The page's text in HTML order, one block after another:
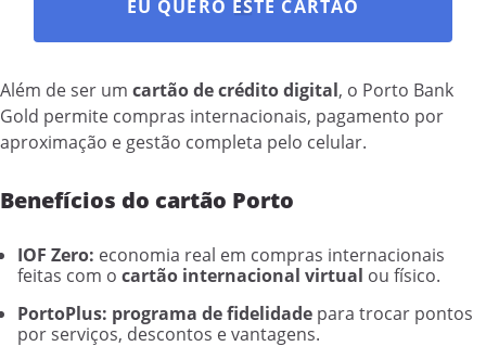
EU QUERO ESTE CARTÃO
Além de ser um cartão de crédito digital, o Porto Bank
Gold permite compras internacionais, pagamento por
aproximação e gestão completa pelo celular.
Benefícios do cartão Porto
IOF Zero: economia real em compras internacionais
feitas com o cartão internacional virtual ou físico.
PortoPlus: programa de fidelidade para trocar pontos
por serviços, descontos e vantagens.